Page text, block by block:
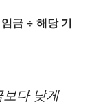
금 ÷ 해당 기
다 낮게